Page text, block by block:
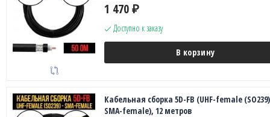
1 470 ₽
Доступно к заказу
В корзину
Кабельная сборка 5D-FB (UHF-female
SMA-female), 12 метров